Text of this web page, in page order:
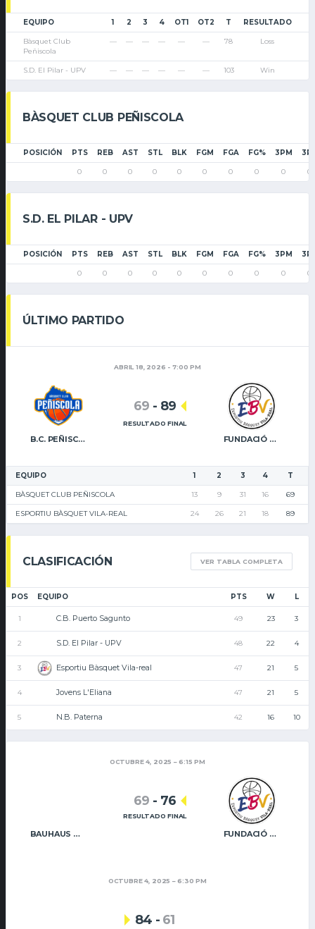
EQUIPO 1 2 3 4 OT1 OT2 T RESULTADO
Bàsquet Club
Peñiscola
— — — — — — 78 Loss
S.D. El Pilar - UPV — — — — — — 103 Win
BÀSQUET CLUB PEÑISCOLA
POSICIÓN PTS REB AST STL BLK FGM FGA FG% 3PM
0 0 0 0 0 0 0 0 0 0
S.D. EL PILAR - UPV
POSICIÓN PTS REB AST STL BLK FGM FGA FG% 3PM
0 0 0 0 0 0 0 0 0 0
ÚLTIMO PARTIDO
ABRIL 18, 2026 - 7:00 PM
B.C. PEÑISCOLA FUNDACIÓ CAIXA RURAL VILA-REAL
69 - 89
RESULTADO FINAL
EQUIPO 1 2 3 4 T
BÀSQUET CLUB PEÑISCOLA 13 9 31 16 69
ESPORTIU BÀSQUET VILA-REAL 24 26 21 18 89
CLASIFICACIÓN VER TABLA COMPLETA
POS EQUIPO PTS W L
1 C.B. Puerto Sagunto 49 23 3
2 S.D. El Pilar - UPV 48 22 4
3 Esportiu Bàsquet Vila-real 47 21 5
4 Jovens L'Eliana 47 21 5
5 N.B. Paterna 42 16 10
OCTUBRE 4, 2025 6:15 PM
BAUHAUS GODELLA FUNDACIÓ CAIXA RURAL VILA-REAL
69 - 76
RESULTADO FINAL
OCTUBRE 4, 2025 6:30 PM
84 - 61